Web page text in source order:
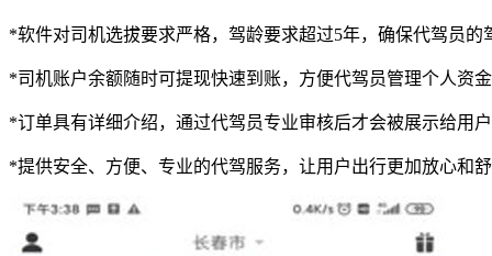
*软件对司机选拔要求严格，驾龄要求超过5年，确保代驾员的
*司机账户余额随时可提现快速到账，方便代驾员管理个人资金
*订单具有详细介绍，通过代驾员专业审核后才会被展示给用
*提供安全、方便、专业的代驾服务，让用户出行更加放心和舒